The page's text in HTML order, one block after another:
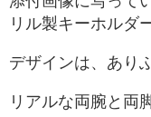
リル製キーホルダ
デザインは、あり
リアルな両腕と両